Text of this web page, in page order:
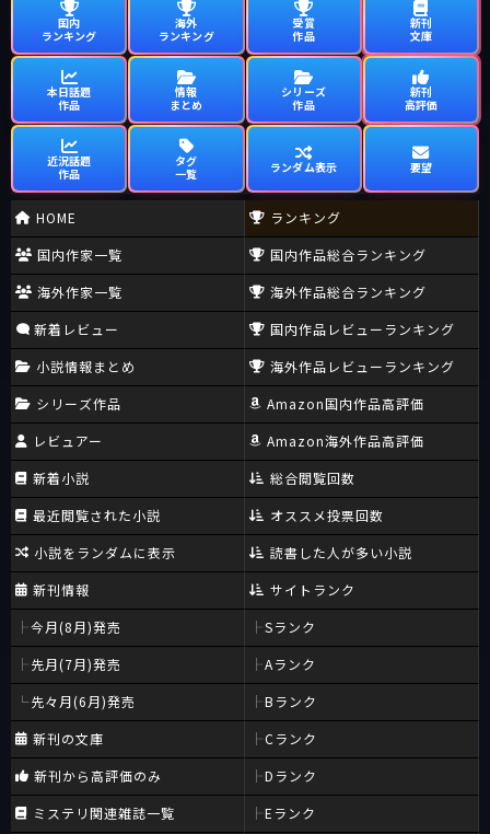
国内
ランキング
海外
ランキング
受賞
作品
新刊
文庫
本日話題
作品
情報
まとめ
シリーズ
作品
新刊
高評価
近況話題
作品
タグ
一覧
ランダム表示 要望
HOME
国内作家一覧
海外作家一覧
新着レビュー
小説情報まとめ
シリーズ作品
レビュアー
新着小説
最近閲覧された小説
小説をランダムに表示
新刊情報
今月(8月)発売
先月(7月)発売
先々月(6月)発売
新刊の文庫
新刊から高評価のみ
ミステリ関連雑誌一覧
ランキング
国内作品総合ランキング
海外作品総合ランキング
国内作品レビューランキング
海外作品レビューランキング
Amazon国内作品高評価
Amazon海外作品高評価
総合閲覧回数
オススメ投票回数
読書した人が多い小説
サイトランク
Sランク
Aランク
Bランク
Cランク
Dランク
Eランク